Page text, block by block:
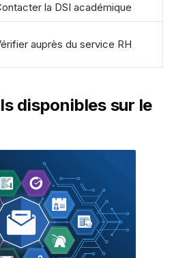
la DSI académique
auprès du service RH
disponibles sur le